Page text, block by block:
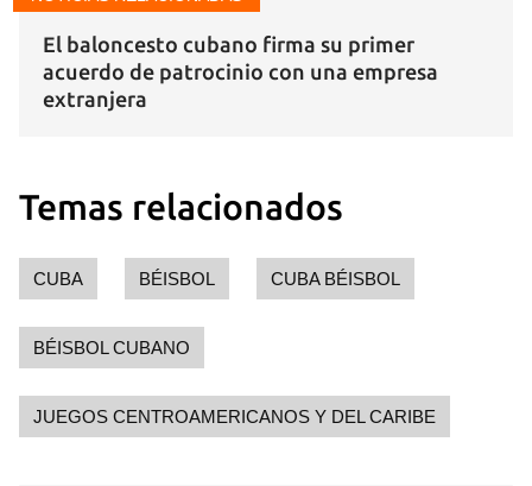
Guardar como favorito
Para poder guardar como favorito, primero has de
iniciar sesión con tu cuenta de 14ymedio.
El baloncesto cubano firma su primer
acuerdo de patrocinio con una empresa
extranjera
Temas relacionados
CUBA BÉISBOL CUBA BÉISBOL
BÉISBOL CUBANO
JUEGOS CENTROAMERICANOS Y DEL CARIBE